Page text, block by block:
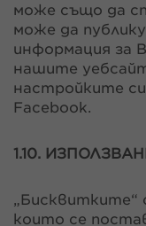
може също да
може да
информация за
нашите
настройките
Facebook.
1.10.
„Бисквитките“
които се